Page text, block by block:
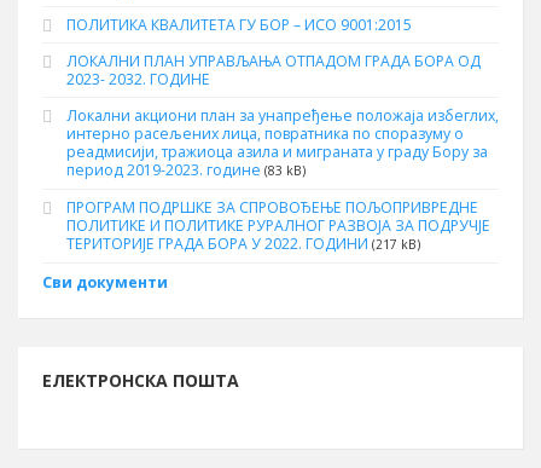
ПОЛИТИКА КВАЛИТЕТА ГУ БОР – ИСО 9001:2015
ЛОКАЛНИ ПЛАН УПРАВЉАЊА ОТПАДОМ ГРАДА БОРА ОД
2023- 2032. ГОДИНЕ
Локални акциони план за унапређење положаја избеглих,
интерно расељених лица, повратника по споразуму о
реадмисији, тражиоца азила и миграната у граду Бору за
период 2019-2023. године (83 kB)
ПРОГРАМ ПОДРШКЕ ЗА СПРОВОЂЕЊЕ ПОЉОПРИВРЕДНЕ
ПОЛИТИКЕ И ПОЛИТИКЕ РУРАЛНОГ РАЗВОЈА ЗА ПОДРУЧЈЕ
ТЕРИТОРИЈЕ ГРАДА БОРА У 2022. ГОДИНИ (217 kB)
Сви документи
ЕЛЕКТРОНСКА ПОШТА